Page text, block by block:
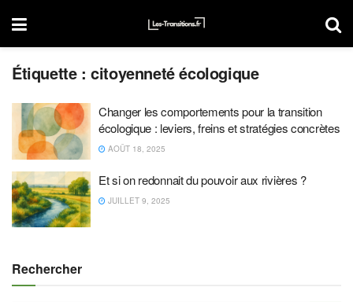
Étiquette :citoyenneté écologique
Changer les comportements pour la transition
écologique : leviers, freins et stratégies concrètes
AOÛT 18, 2025
Et si on redonnait du pouvoir aux rivières ?
JUILLET 9, 2025
Rechercher